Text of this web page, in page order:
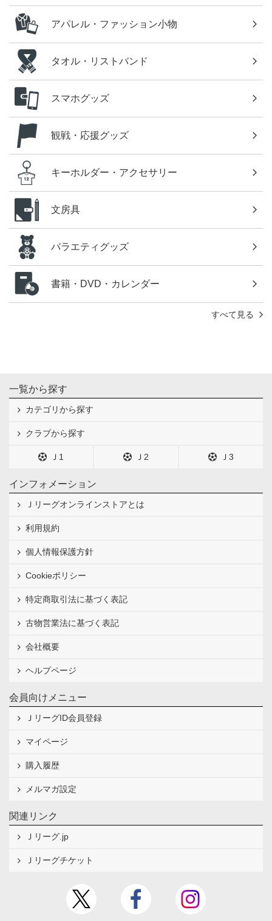
アパレル・ファッション小物
タオル・リストバンド
スマホグッズ
観戦・応援グッズ
キーホルダー・アクセサリー
文房具
バラエティグッズ
書籍・DVD・カレンダー
すべて見る
一覧から探す
カテゴリから探す
クラブから探す
Ｊ1 Ｊ2 Ｊ3
インフォメーション
Ｊリーグオンラインストアとは
利用規約
個人情報保護方針
Cookieポリシー
特定商取引法に基づく表記
古物営業法に基づく表記
会社概要
ヘルプページ
会員向けメニュー
ＪリーグID会員登録
マイページ
購入履歴
メルマガ設定
関連リンク
Ｊリーグ.jp
Ｊリーグチケット